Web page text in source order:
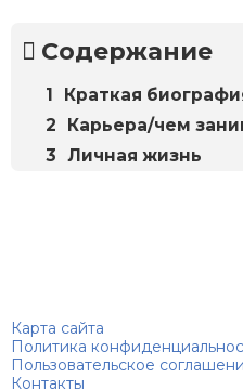
Содержание
Краткая
Карьера/чем
Личная жизнь
Карта сайта
Политика
Пользовательское
Контакты